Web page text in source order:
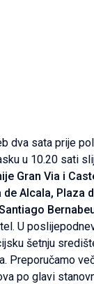
dva sata prije
u 10.20 sati
Gran Via i
Alcala, Plaza
U
šetnju
Preporučamo
po glavi